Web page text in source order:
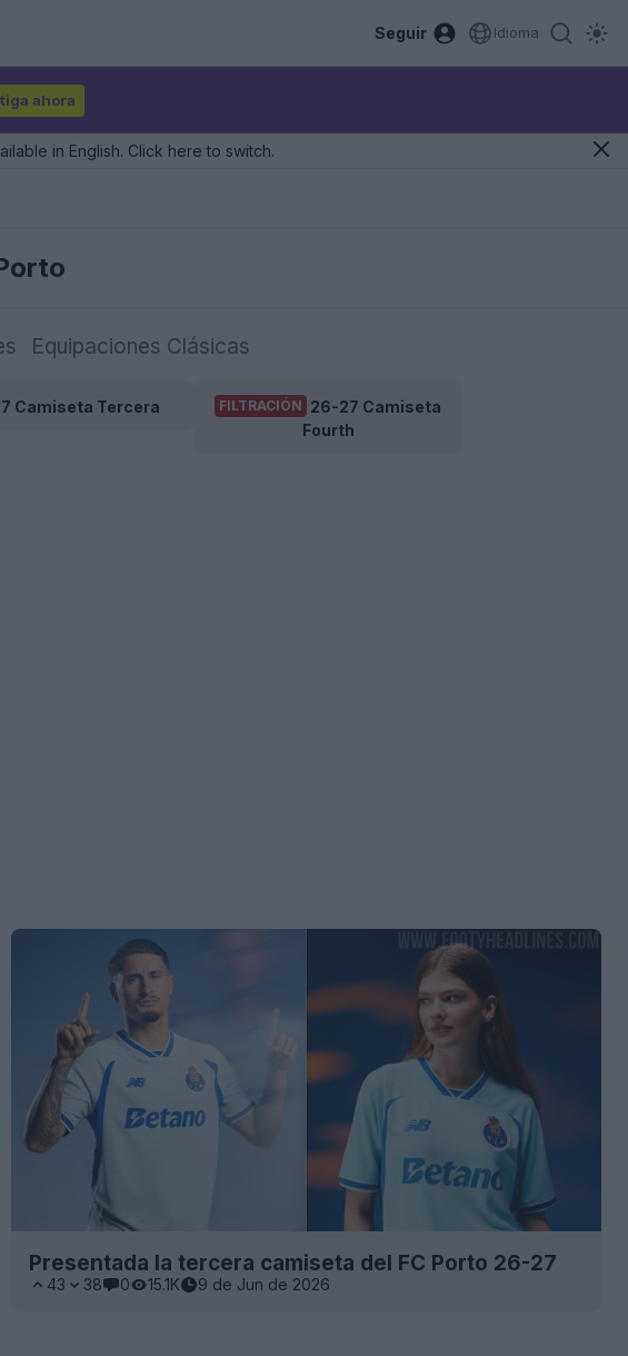
Seguir Idioma
ahora
in English. Click here to switch.
Equipaciones Clásicas
Camiseta Tercera FILTRACIÓN 26-27 Camiseta
Fourth
Presentada la tercera camiseta del FC Porto 26-27
43 38 0 15.1K 9 de Jun de 2026